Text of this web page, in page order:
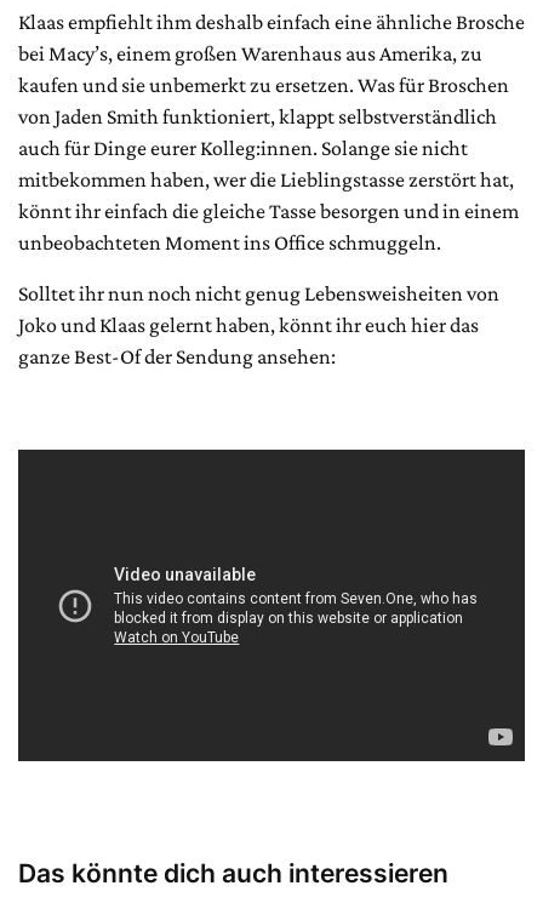
Klaas empfiehlt ihm deshalb einfach eine ähnliche Brosche
bei Macy’s, einem großen Warenhaus aus Amerika, zu
kaufen und sie unbemerkt zu ersetzen. Was für Broschen
von Jaden Smith funktioniert, klappt selbstverständlich
auch für Dinge eurer Kolleg:innen. Solange sie nicht
mitbekommen haben, wer die Lieblingstasse zerstört hat,
könnt ihr einfach die gleiche Tasse besorgen und in einem
unbeobachteten Moment ins Office schmuggeln.
Solltet ihr nun noch nicht genug Lebensweisheiten von
Joko und Klaas gelernt haben, könnt ihr euch hier das
ganze Best-Of der Sendung ansehen:
Das könnte dich auch interessieren